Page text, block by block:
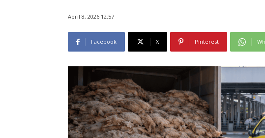
April 8, 2026 12:57
Facebook X Pinterest